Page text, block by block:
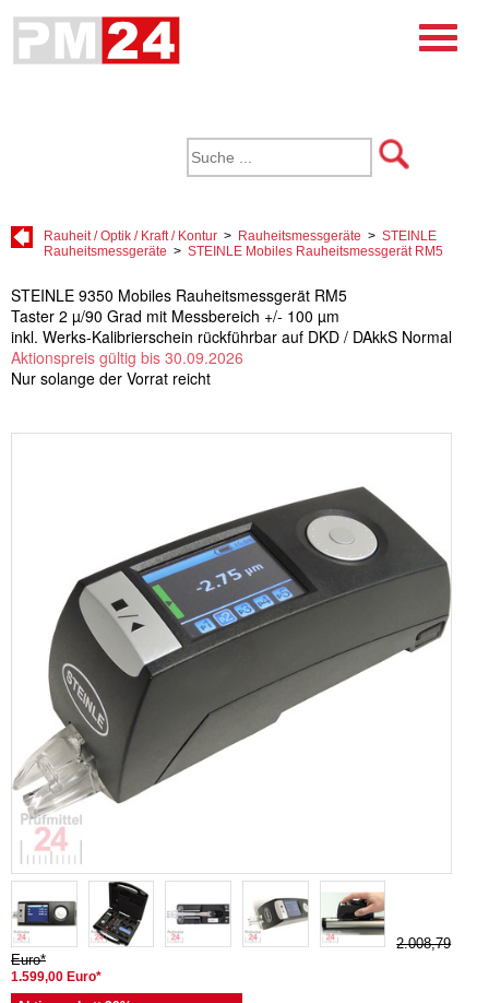
Rauheit / Optik / Kraft / Kontur > Rauheitsmessgeräte > STEINLE
Rauheitsmessgeräte > STEINLE Mobiles Rauheitsmessgerät RM5
STEINLE 9350 Mobiles Rauheitsmessgerät RM5
Taster 2 µ/90 Grad mit Messbereich +/- 100 µm
inkl. Werks-Kalibrierschein rückführbar auf DKD / DAkkS Normal
Aktionspreis gültig bis 30.09.2026
Nur solange der Vorrat reicht
2.008,79
Euro*
1.599,00 Euro*